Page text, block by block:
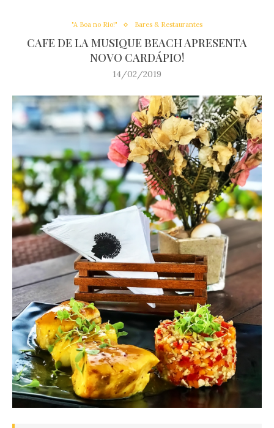
"A Boa no Rio!" Bares & Restaurantes
CAFE DE LA MUSIQUE BEACH APRESENTA
NOVO CARDÁPIO!
14/02/2019